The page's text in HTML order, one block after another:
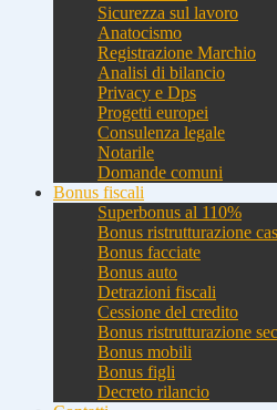
Sicurezza sul lavoro
Anatocismo
Registrazione Marchio
Analisi di bilancio
Privacy e Dps
Progetti europei
Consulenza legale
Notarile
Domande comuni
Bonus fiscali
Superbonus al 110%
Bonus ristrutturazione
Bonus facciate
Bonus auto
Detrazioni fiscali
Cessione del credito
Bonus ristrutturazione
Bonus mobili
Bonus figli
Decreto rilancio